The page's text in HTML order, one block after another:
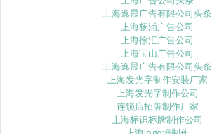
上海逸晨广告有限公司头条
上海杨浦广告公司
上海徐汇广告公司
上海宝山广告公司
上海逸晨广告有限公司头条
上海发光字制作安装厂家
上海发光字制作公司
连锁店招牌制作厂家
上海标识标牌制作公司